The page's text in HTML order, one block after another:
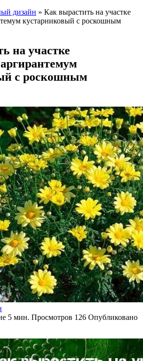
дизайн » Как вырастить на участке
кустарниковый с роскошным
на участке
с роскошным
5 мин. Просмотров 126 Опубликовано